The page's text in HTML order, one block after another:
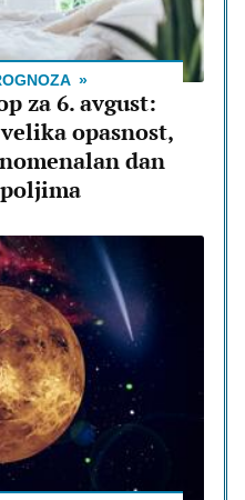
za 6. avgust:
opasnost,
dan